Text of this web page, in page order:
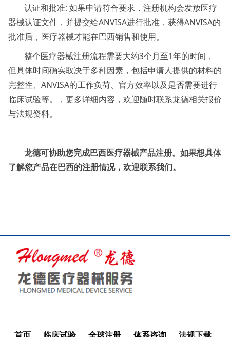
认证和批准: 如果申请符合要求，注册机构会发放医疗
器械认证文件，并提交给ANVISA进行批准，获得ANVISA的
批准后，医疗器械才能在巴西销售和使用。
整个医疗器械注册流程需要大约3个月至1年的时间，
但具体时间确实取决于多种因素，包括申请人提供的材料的
完整性、ANVISA的工作负荷、官方效率以及是否需要进行
临床试验等。，更多详细内容，欢迎随时联系龙德相关报价
与法规资料。
龙德可协助您完成巴西医疗器械产品注册。如果想具体
了解您产品在巴西的注册情况，欢迎联系我们。
首页 临床试验 全球注册 体系咨询 法规下载